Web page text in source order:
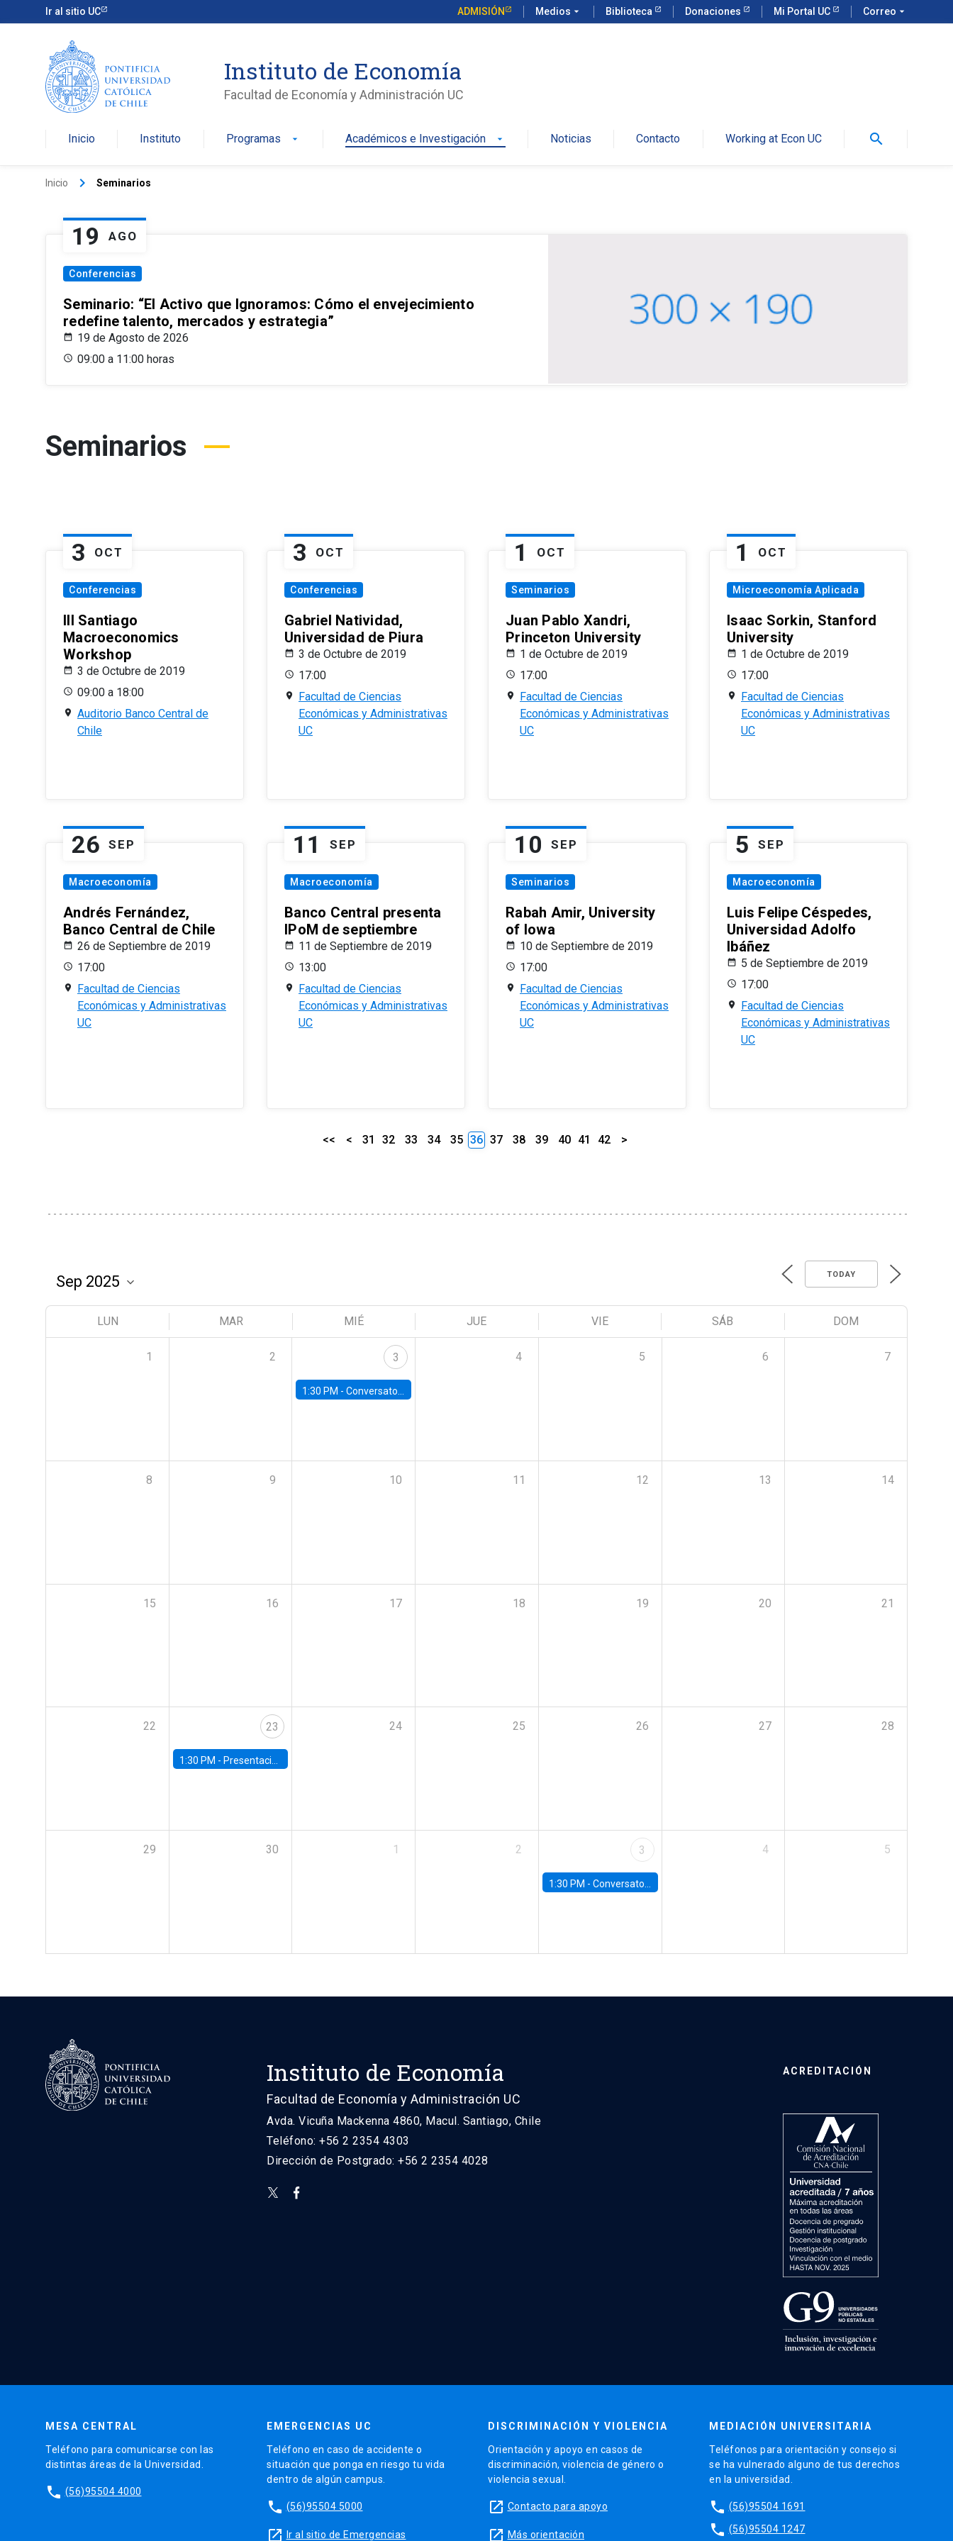
Ir al sitio UC ADMISIÓN Medios arrow_drop_down Biblioteca Donaciones Mi Portal UC Correo arrow_drop_down
Instituto de Economía
Facultad de Economía y Administración UC
Inicio Instituto Programas arrow_drop_down Académicos e Investigación arrow_drop_down Noticias Contacto Working at Econ UC search
Inicio keyboard_arrow_right Seminarios
19 AGO
Conferencias
Seminario: “El Activo que Ignoramos: Cómo el envejecimiento
redefine talento, mercados y estrategia”
19 de Agosto de 2026
09:00 a 11:00 horas
Seminarios
3 OCT
Conferencias
III Santiago
Macroeconomics
Workshop
3 de Octubre de 2019
09:00 a 18:00
Auditorio Banco Central de
Chile
3 OCT
Conferencias
Gabriel Natividad,
Universidad de Piura
3 de Octubre de 2019
17:00
Facultad de Ciencias
Económicas y Administrativas
UC
1 OCT
Seminarios
Juan Pablo Xandri,
Princeton University
1 de Octubre de 2019
17:00
Facultad de Ciencias
Económicas y Administrativas
UC
1 OCT
Microeconomía Aplicada
Isaac Sorkin, Stanford
University
1 de Octubre de 2019
17:00
Facultad de Ciencias
Económicas y Administrativas
UC
26 SEP
Macroeconomía
Andrés Fernández,
Banco Central de Chile
26 de Septiembre de 2019
17:00
Facultad de Ciencias
Económicas y Administrativas
UC
11 SEP
Macroeconomía
Banco Central presenta
IPoM de septiembre
11 de Septiembre de 2019
13:00
Facultad de Ciencias
Económicas y Administrativas
UC
10 SEP
Seminarios
Rabah Amir, University
of Iowa
10 de Septiembre de 2019
17:00
Facultad de Ciencias
Económicas y Administrativas
UC
5 SEP
Macroeconomía
Luis Felipe Céspedes,
Universidad Adolfo
Ibáñez
5 de Septiembre de 2019
17:00
Facultad de Ciencias
Económicas y Administrativas
UC
<< < 31 32 33 34 35 36 37 38 39 40 41 42 >
TODAY
LUN MAR MIÉ JUE VIE SÁB DOM
1 2 3
1:30 PM -Conversatorio | Pobreza, Salud Mental y Violencia: Perspectivas y Propuestas desde la UC
4 5 6 7
8 9 10 11 12 13 14
15 16 17 18 19 20 21
22 23
1:30 PM - Presentación IPoM de septiembre
24 25 26 27 28
29 30 1 2 3
1:30 PM - Conversatorio: “Escenario Macro y Presupuesto 2026”
4 5
Instituto de Economía
Facultad de Economía y Administración UC
Avda. Vicuña Mackenna 4860, Macul. Santiago, Chile
Teléfono: +56 2 2354 4303
Dirección de Postgrado: +56 2 2354 4028
ACREDITACIÓN
MESA CENTRAL
Teléfono para comunicarse con las
distintas áreas de la Universidad.
phone (56)95504 4000
EMERGENCIAS UC
Teléfono en caso de accidente o
situación que ponga en riesgo tu vida
dentro de algún campus.
phone (56)95504 5000
launch Ir al sitio de Emergencias
DISCRIMINACIÓN Y VIOLENCIA
Orientación y apoyo en casos de
discriminación, violencia de género o
violencia sexual.
launch Contacto para apoyo
launch Más orientación
MEDIACIÓN UNIVERSITARIA
Teléfonos para orientación y consejo si
se ha vulnerado alguno de tus derechos
en la universidad.
phone (56)95504 1691
phone (56)95504 1247